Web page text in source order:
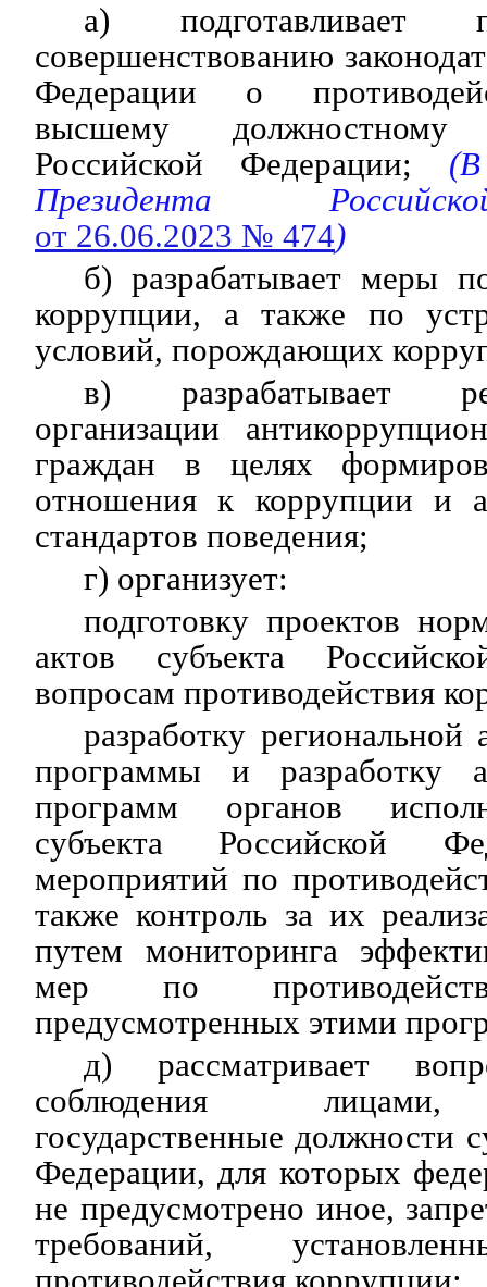
а) подготавливает
совершенствованию
Федерации о
высшему
Российской Федерации; (В
Президента
от 26.06.2023 № 474)
б) разрабатывает меры
коррупции, а также по
условий, порождающих
в) разрабатывает
организации
граждан в целях
отношения к коррупции и
стандартов поведения;
г) организует:
подготовку проектов
актов субъекта
вопросам противодействия
разработку региональной
программы и разработку
программ органов
субъекта Российской
мероприятий по
также контроль за их
путем мониторинга
мер по
предусмотренных этими
д) рассматривает
соблюдения
государственные должности
Федерации, для которых
не предусмотрено иное,
требований,